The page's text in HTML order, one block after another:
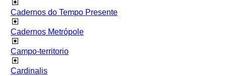
Cadernos do Tempo Presente
Cadernos Metrópole
Campo-territorio
Cardinalis